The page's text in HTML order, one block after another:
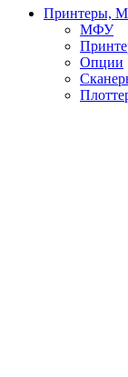
Принтеры,
МФУ
Опции